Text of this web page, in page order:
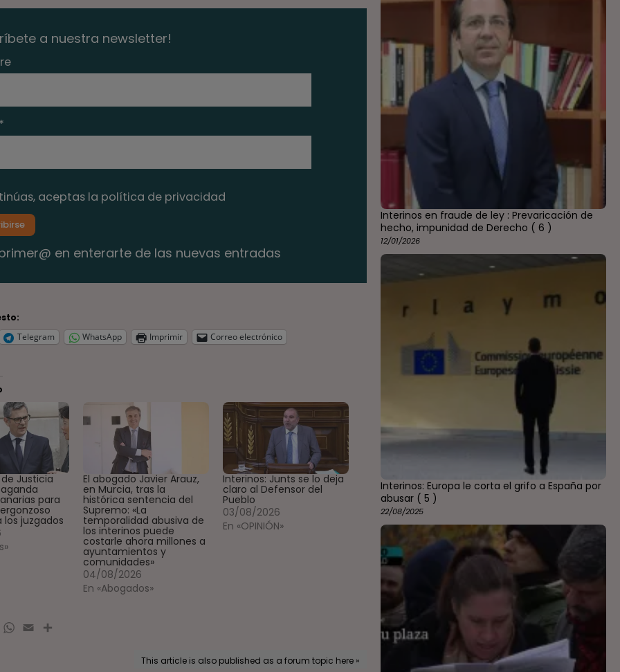
Interinos en fraude de ley : Prevaricación de
hecho, impunidad de Derecho ( 6 )
12/01/2026
Interinos: Europa le corta el grifo a España por
abusar ( 5 )
22/08/2025
a nuestra newsletter!
aceptas la política de privacidad
en enterarte de las nuevas entradas
Telegram
WhatsApp Imprimir Correo electrónico
de Justicia
para
juzgados
El abogado Javier Arauz,
en Murcia, tras la
histórica sentencia del
Supremo: «La
temporalidad abusiva de
los interinos puede
costarle ahora millones a
ayuntamientos y
comunidades»
04/08/2026
En «Abogados»
Interinos: Junts se lo deja
claro al Defensor del
Pueblo
03/08/2026
En «OPINIÓN»
WhatsApp
EmailCompartir
This article is also published as a forum topic here »